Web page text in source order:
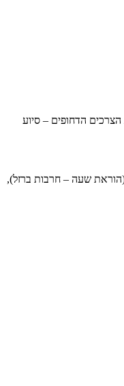
הדחופים – סיוע
(הוראת שעה – חרבות ברזל),